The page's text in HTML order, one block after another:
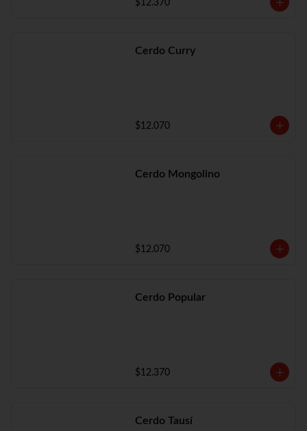
$12.370
Cerdo Curry
$12.070
Cerdo Mongolino
$12.070
Cerdo Popular
$12.370
Cerdo Tausí